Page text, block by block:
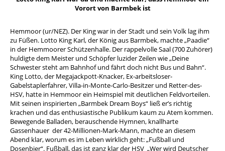
Vorort von Barmbek ist
Hemmoor (ur/NEZ). Der King war in der Stadt und sein Volk lag ihm
zu Füßen. Lotto King Karl, der König aus Barmbek, machte „Paadie“
in der Hemmoorer Schützenhalle. Der rappelvolle Saal (700 Zuhörer)
huldigte dem Meister und Schöpfer luzider Zeilen wie „Deine
Schwester steht am Bahnhof und fährt doch nicht Bus und Bahn“.
King Lotto, der Megajackpott-Knacker, Ex-arbeitsloser-
Gabelstaplerfahrer, Villa-in-Monte-Carlo-Besitzer und Retter-des-
HSV, hatte in Hemmoor ein Heimspiel mit deutlichen Feldvorteilen.
Mit seinen inspirierten „Barmbek Dream Boys“ ließ er’s richtig
krachen und das enthusiastische Publikum kaum zu Atem kommen.
Bewegende Balladen, berauschende Hymnen, knallharte
Gassenhauer ­ der 42-Millionen-Mark-Mann, machte an diesem
Abend klar, worum es im Leben wirklich geht: „Fußball und
Dosenbier“. Fußball, das ist ganz klar der HSV ­ „Wer wird Deutscher